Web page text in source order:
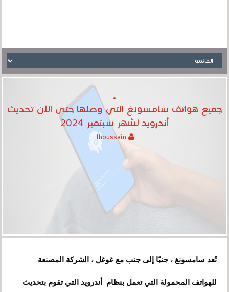
جميع هواتف سامسونغ التي وصلها حتى الآن تحديث
أندرويد لشهر سبتمبر 2024
تُعد سامسونغ ، جنبًا إلى جنب مع غوغل ، الشركة المصنعة
للهواتف المحمولة التي تعمل بنظام أندرويد التي تقوم بتحديث